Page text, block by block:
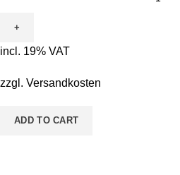
Ausmalen
-
ABC
Jungs
incl. 19% VAT
zzgl. Versandkosten
ADD TO CART